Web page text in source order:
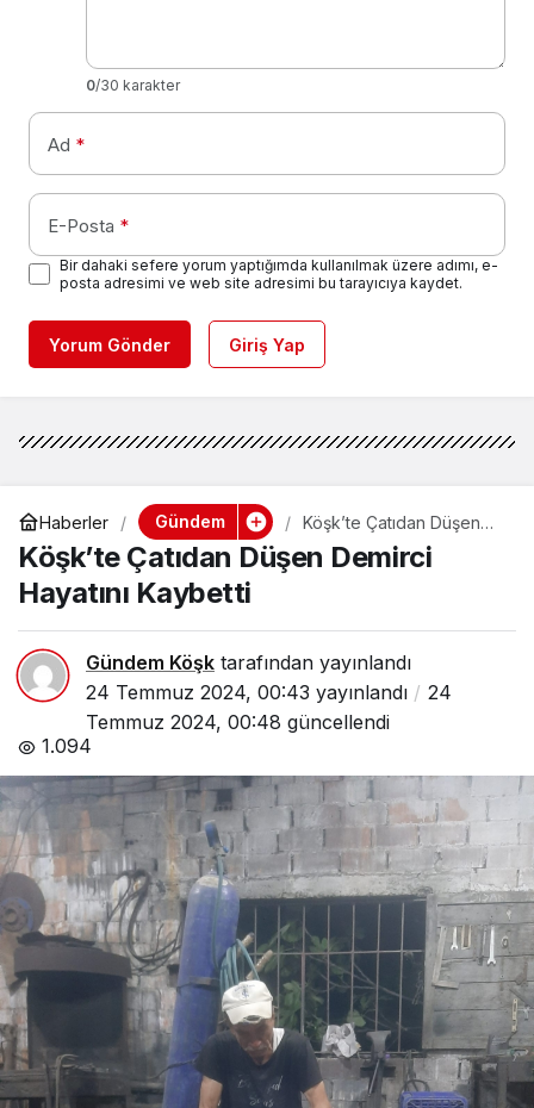
0/30 karakter
Ad *
E-Posta *
Bir dahaki sefere yorum yaptığımda kullanılmak üzere adımı, e-
posta adresimi ve web site adresimi bu tarayıcıya kaydet.
Yorum Gönder Giriş Yap
Haberler Gündem
Köşk’te Çatıdan Düşen
Demirci Hayatını Kaybetti
Köşk’te Çatıdan Düşen Demirci
Hayatını Kaybetti
Gündem Köşk tarafından yayınlandı
24 Temmuz 2024, 00:43 yayınlandı
24
Temmuz 2024, 00:48 güncellendi
1.094